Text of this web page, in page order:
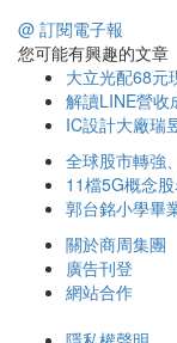
@ 訂閱電子報
您可能有興趣的文章
大立光配68元
解讀LINE營收
IC設計大廠瑞
全球股市轉強
11檔5G概念
郭台銘小學畢
關於商周集團
廣告刊登
網站合作